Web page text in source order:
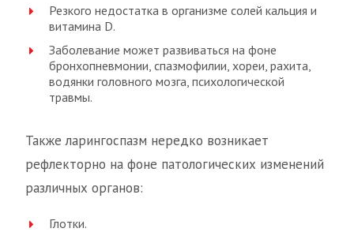
Резкого недостатка в организме солей кальция и
витамина D.
Заболевание может развиваться на фоне
бронхопневмонии, спазмофилии, хореи, рахита,
водянки головного мозга, психологической
травмы.
Также ларингоспазм нередко возникает
рефлекторно на фоне патологических изменений
различных органов:
Глотки.